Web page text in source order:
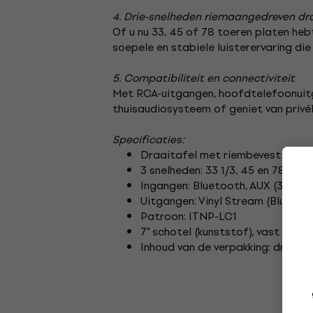
4. Drie-snelheden riemaangedreven
Of u nu 33, 45 of 78 toeren platen
soepele en stabiele luisterervaring
5. Compatibiliteit en connectiviteit
Met RCA-uitgangen,
thuisaudiosysteem of geniet van
Specificaties:
Draaitafel met riembevestiging
3 snelheden: 33 1/3, 45 en 78 RPM
Ingangen: Bluetooth, AUX (3,5
Uitgangen: Vinyl Stream
Patroon: ITNP-LC1
7" schotel (kunststof), vast
Inhoud van de verpakking: